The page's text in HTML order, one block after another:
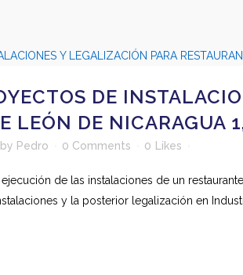
DE
LEÓN DE NICARAGUA
by Pedro 0 Comments 0 Likes
de las instalaciones de un
y la posterior legalización en